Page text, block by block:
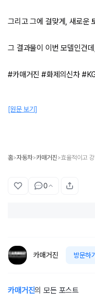
그리고 그에 걸맞게, 새로운
그 결과물이 이번 모델인건
#카매거진 #화제의신차
[원문 보기]
홈>자동차>카매거진 >효율적이고
0
카매거진 방문하기
카매거진의 모든 포스트